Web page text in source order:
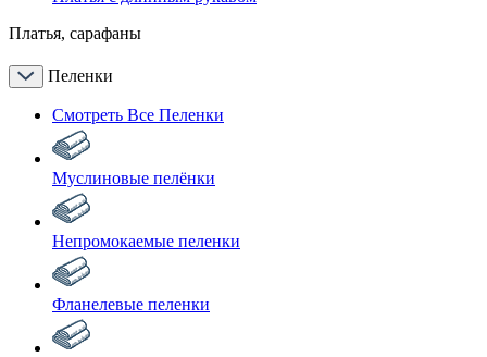
Платья, сарафаны
Пеленки
Смотреть Все Пеленки
Муслиновые пелёнки
Непромокаемые пеленки
Фланелевые пеленки